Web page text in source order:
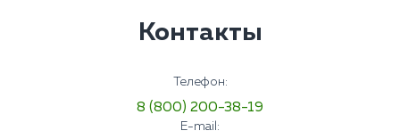
Контакты
Телефон:
8 (800) 200-38-19
E-mail: